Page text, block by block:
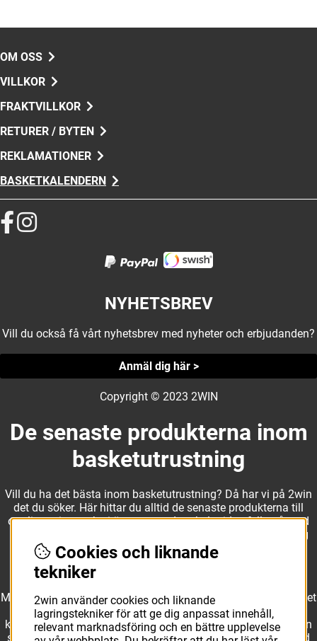
OM OSS
VILLKOR
FRAKTVILLKOR
RETURER / BYTEN
REKLAMATIONER
BASKETKALENDERN
NYHETSBREV
Vill du också få vårt nyhetsbrev med nyheter och erbjudanden?
Anmäl dig här >
Copyright © 2023 2WIN
De senaste produkterna inom
basketutrustning
Vill du ha det bästa inom basketutrustning? Då har vi på 2win
det du söker. Här hittar du alltid de senaste produkterna till
otroliga priser, och vi är noga med att hela tiden fylla på med
nyheter i webbshopen. Det gör oss till ett naturligt val för dig
som vill ha utrustning som överträffar alla andra märken.
Med ett av Sveriges största kläd- och skosortiment inom basket
kan vi erbjuda allt som du eller din klubb behöver. Välj ut
kvalitativa basketbollar och basketskor från välkända märken
som Molten, Nike, Adidas och Spalding och komplettera med
Cookies och liknande
tekniker
2win använder cookies och liknande
lagringstekniker för att ge dig anpassat innehåll,
relevant marknadsföring och en bättre upplevelse